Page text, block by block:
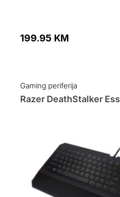
199.95 KM
Gaming periferija
Razer DeathStalker